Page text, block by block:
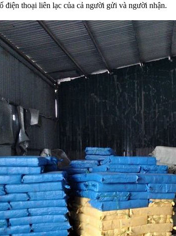
điện thoại liên lạc của cả người gửi và người nhận.